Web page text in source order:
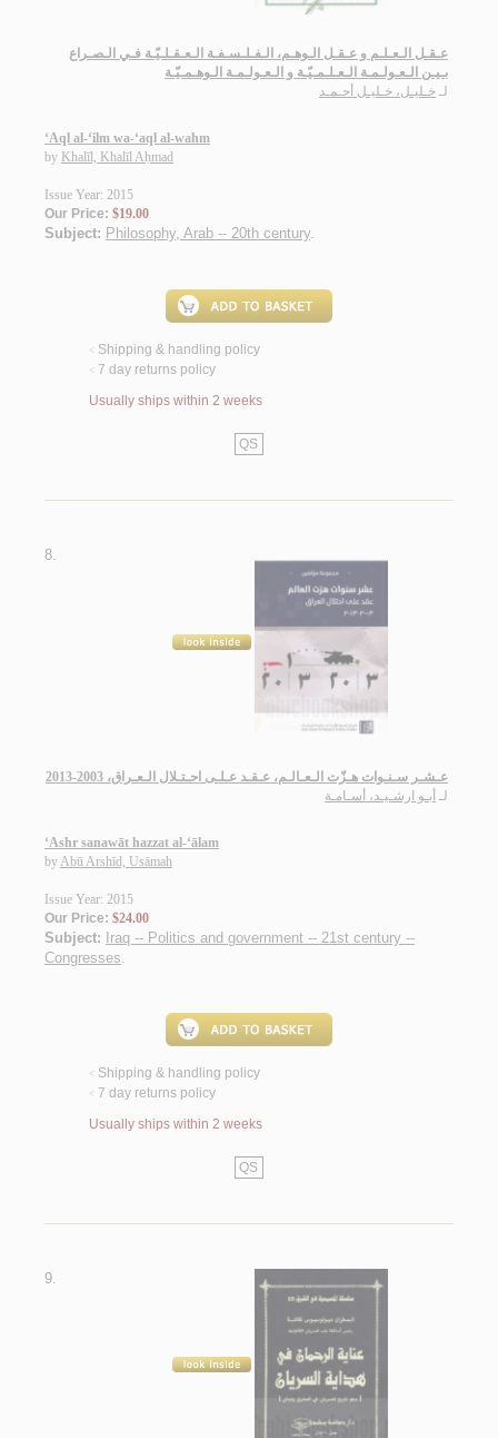
عـقـل الـعـلـم و عـقـل الـوهـم، الـفـلـسـفـة الـعـقـلـيّـة فـي الـصـراع
بـيـن الـعـولـمـة الـعـلـمـيّـة و الـعـولـمـة الـوهـمـيّـة
لـ خـليـل، خـليـل أحـمـد
‘Aql al-‘ilm wa-‘aql al-wahm
by Khalīl, Khalīl Aḥmad
Issue Year: 2015
Our Price: $19.00
Subject: Philosophy, Arab -- 20th century.
< Shipping & handling policy
< 7 day returns policy
Usually ships within 2 weeks
QS
8.
عـشـر سـنـوات هـزّت الـعـالـم، عـقـد عـلـى احـتـلال الـعـراق، 2003-2013
لـ أبـو ارشـيـد، أسـامـة
‘Ashr sanawāt hazzat al-‘ālam
byAbū Arshīd, Usāmah
Issue Year: 2015
Our Price: $24.00
Subject:
Iraq -- Politics and government -- 21st century --
Congresses.
< Shipping & handling policy
< 7 day returns policy
Usually ships within 2 weeks
QS
9.